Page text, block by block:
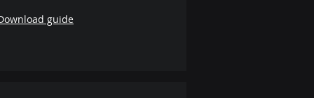
guide